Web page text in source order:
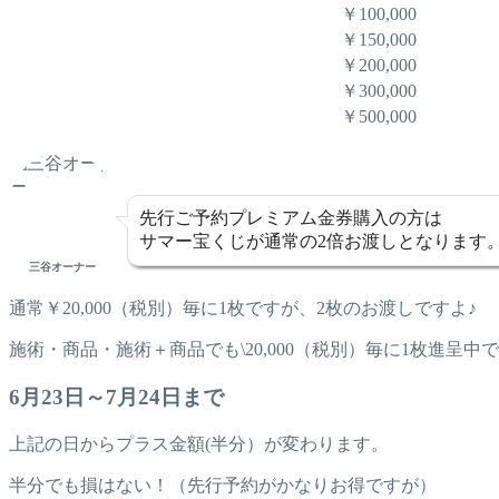
￥100,000
￥150,000
￥200,000
￥300,000
￥500,000
三谷オーナー
先行ご予約プレミアム金券購入の方は
サマー宝くじが通常の2倍お渡しとなります。
通常￥20,000（税別）毎に1枚ですが、2枚のお渡しですよ♪
施術・商品・施術＋商品でも\20,000（税別）毎に1枚進呈中で
6月23日～7月24日まで
上記の日からプラス金額(半分）が変わります。
半分でも損はない！（先行予約がかなりお得ですが）